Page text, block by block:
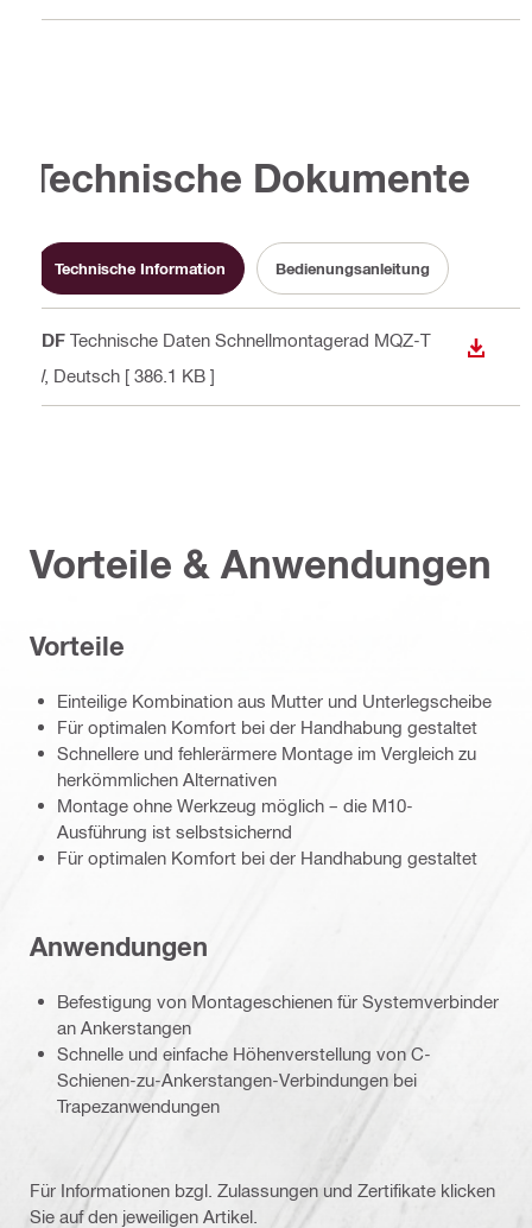
Technische Dokumente
Technische Information Bedienungsanleitung
PDF Technische Daten Schnellmontagerad MQZ-T
W, Deutsch [ 386.1 KB ]
Vorteile & Anwendungen
Vorteile
Einteilige Kombination aus Mutter und Unterlegscheibe
Für optimalen Komfort bei der Handhabung gestaltet
Schnellere und fehlerärmere Montage im Vergleich zu
herkömmlichen Alternativen
Montage ohne Werkzeug möglich – die M10-
Ausführung ist selbstsichernd
Für optimalen Komfort bei der Handhabung gestaltet
Anwendungen
Befestigung von Montageschienen für Systemverbinder
an Ankerstangen
Schnelle und einfache Höhenverstellung von C-
Schienen-zu-Ankerstangen-Verbindungen bei
Trapezanwendungen
Für Informationen bzgl. Zulassungen und Zertifikate klicken
Sie auf den jeweiligen Artikel.